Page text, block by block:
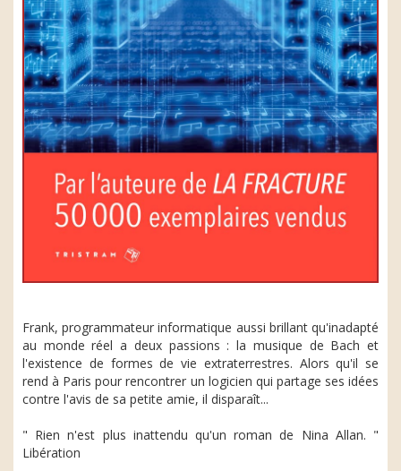
Frank, programmateur informatique aussi brillant qu'inadapté
au monde réel a deux passions : la musique de Bach et
l'existence de formes de vie extraterrestres. Alors qu'il se
rend à Paris pour rencontrer un logicien qui partage ses idées
contre l'avis de sa petite amie, il disparaît...
" Rien n'est plus inattendu qu'un roman de Nina Allan. "
Libération